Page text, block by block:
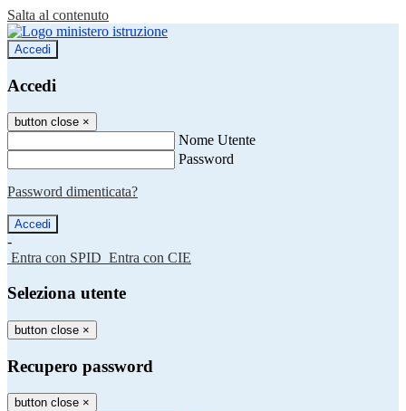
Salta al contenuto
Accedi
Accedi
button close ×
Nome Utente
Password
Password dimenticata?
-
Entra con SPID Entra con CIE
Seleziona utente
button close ×
Recupero password
button close ×